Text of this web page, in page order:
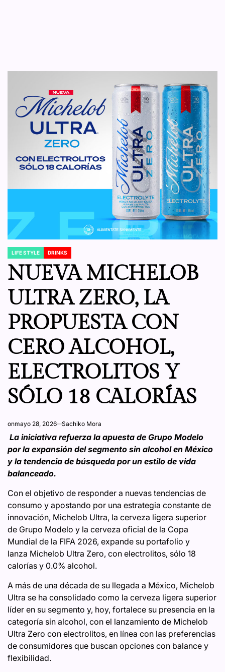
POSTED
IN
LIFE STYLE DRINKS
NUEVA MICHELOB
ULTRA ZERO, LA
PROPUESTA CON
CERO ALCOHOL,
ELECTROLITOS Y
SÓLO 18 CALORÍAS
onmayo 28, 2026 Sachiko Mora
La iniciativa refuerza la apuesta de Grupo Modelo
por la expansión del segmento sin alcohol en México
y la tendencia de búsqueda por un estilo de vida
balanceado.
Con el objetivo de responder a nuevas tendencias de
consumo y apostando por una estrategia constante de
innovación, Michelob Ultra, la cerveza ligera superior
de Grupo Modelo y la cerveza oficial de la Copa
Mundial de la FIFA 2026, expande su portafolio y
lanza Michelob Ultra Zero, con electrolitos, sólo 18
calorías y 0.0% alcohol.
A más de una década de su llegada a México, Michelob
Ultra se ha consolidado como la cerveza ligera superior
líder en su segmento y, hoy, fortalece su presencia en la
categoría sin alcohol, con el lanzamiento de Michelob
Ultra Zero con electrolitos, en línea con las preferencias
de consumidores que buscan opciones con balance y
flexibilidad.